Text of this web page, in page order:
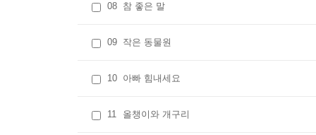
08 참 좋은 말
09 작은 동물원
10 아빠 힘내세요
11 올챙이와 개구리